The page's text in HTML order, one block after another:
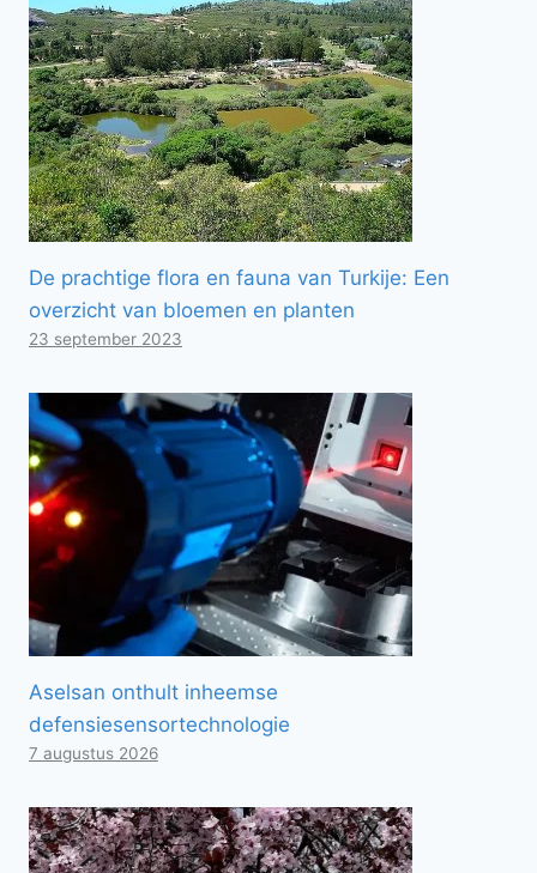
De prachtige flora en fauna van Turkije: Een
overzicht van bloemen en planten
23 september 2023
Aselsan onthult inheemse
defensiesensortechnologie
7 augustus 2026